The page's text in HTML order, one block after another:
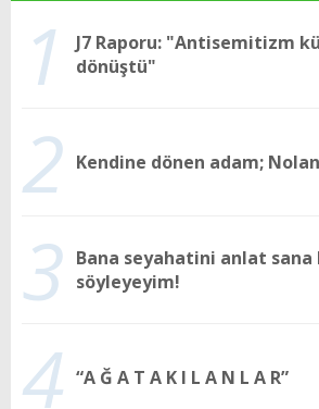
1
J7 Raporu: "Antisemitizm
dönüştü"
2 Kendine dönen adam;
3 Bana seyahatini anlat sana
söyleyeyim!
4 “A Ğ A T A K I L A N L A R”